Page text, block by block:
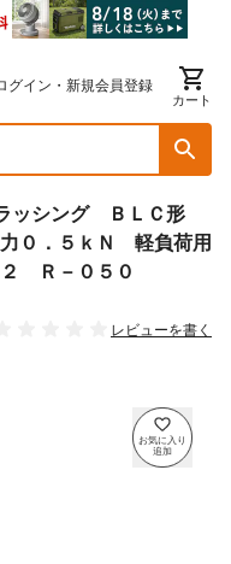
グイン・新規会員登録
カート
ラッシング ＢＬＣ形
０．５ｋＮ 軽負荷用
２ Ｒ－０５０
レビューを書く